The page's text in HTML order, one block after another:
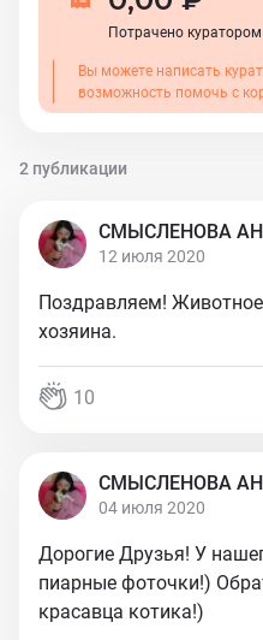
Потрачено куратором
Вы можете написать
возможность помочь с
2 публикации
СМЫСЛЕНОВА
12 июля 2020
Поздравляем!
хозяина.
10
СМЫСЛЕНОВА
04 июля 2020
Дорогие Друзья! У
пиарные фоточки!)
красавца котика!)